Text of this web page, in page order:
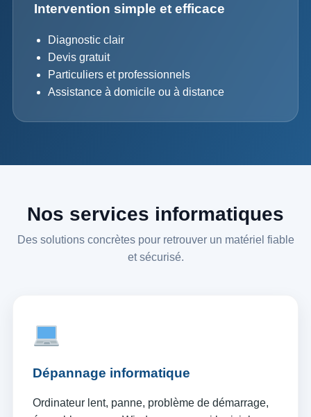
Intervention simple et efficace
Diagnostic clair
Devis gratuit
Particuliers et professionnels
Assistance à domicile ou à distance
Nos services informatiques
Des solutions concrètes pour retrouver un matériel fiable
et sécurisé.
Dépannage informatique
Ordinateur lent, panne, problème de démarrage,